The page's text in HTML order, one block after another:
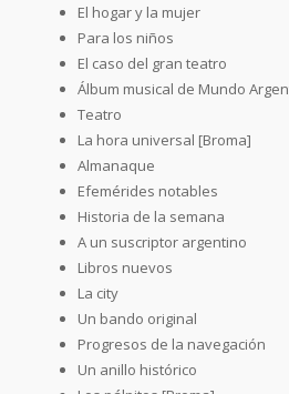
El hogar y la mujer
Para los niños
El caso del gran teatro
Álbum musical de Mundo
Teatro
La hora universal [Broma]
Almanaque
Efemérides notables
Historia de la semana
A un suscriptor argentino
Libros nuevos
La city
Un bando original
Progresos de la navegación
Un anillo histórico